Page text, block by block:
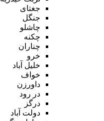
جغتای
جنگل
چاشلو
چکنه
چناران
خرو
خلیل آباد
خواف
داورزن
در رود
درگز
دولت آباد